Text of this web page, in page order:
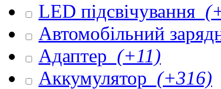
LED підсвічування
Автомобільний
Адаптер (+11)
Аккумулятор (+316)